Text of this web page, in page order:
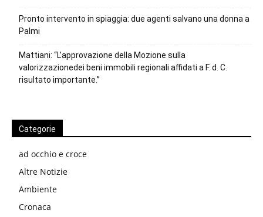
Pronto intervento in spiaggia: due agenti salvano una donna a
Palmi
Mattiani: “L’approvazione della Mozione sulla
valorizzazionedei beni immobili regionali affidati a F. d. C.
risultato importante.”
Categorie
ad occhio e croce
Altre Notizie
Ambiente
Cronaca